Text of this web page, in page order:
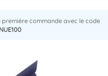
commande avec le code